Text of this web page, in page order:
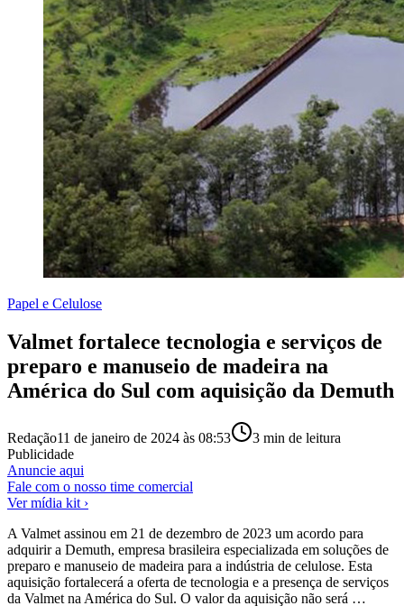
Papel e Celulose
Valmet fortalece tecnologia e serviços de
preparo e manuseio de madeira na
América do Sul com aquisição da Demuth
Redação11 de janeiro de 2024 às 08:53 3 min de leitura
Publicidade
Anuncie aqui
Fale com o nosso time comercial
Ver mídia kit ›
A Valmet assinou em 21 de dezembro de 2023 um acordo para
adquirir a Demuth, empresa brasileira especializada em soluções de
preparo e manuseio de madeira para a indústria de celulose. Esta
aquisição fortalecerá a oferta de tecnologia e a presença de serviços
da Valmet na América do Sul. O valor da aquisição não será …